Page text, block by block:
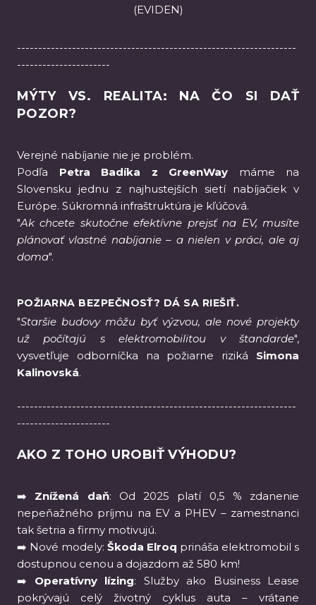
(EVIDEN)
------------------------------------------------------------------
----------------------
MÝTY VS. REALITA: NA ČO SI DAŤ
POZOR?
Verejné nabíjanie nie je problém.
Podľa Petra Badíka z GreenWay máme na
Slovensku jednu z najhustejších sietí nabíjačiek v
Európe. Súkromná infraštruktúra je kľúčová.
"Ak chcete skutočne efektívne prejsť na EV, musíte
plánovať vlastné nabíjanie – a nielen v práci, ale aj
doma".
POŽIARNA BEZPEČNOSŤ? DÁ SA RIEŠIŤ.
"Staršie budovy môžu byť výzvou, ale nové projekty
už počítajú s elektromobilitou v štandarde",
vysvetľuje odborníčka na požiarne riziká Simona
Kalinovská.
------------------------------------------------------------------
----------------------
AKO Z TOHO UROBIŤ VÝHODU?
➡️ Znížená daň: Od 2025 platí 0,5 % zdanenie
nepeňažného príjmu na EV a PHEV – zamestnanci
tak šetria a firmy motivujú.
➡️ Nové modely: Škoda Elroq prináša elektromobil s
dostupnou cenou a dojazdom až 580 km!
➡️ Operatívny lízing: Služby ako Business Lease
pokrývajú celý životný cyklus auta – vrátane